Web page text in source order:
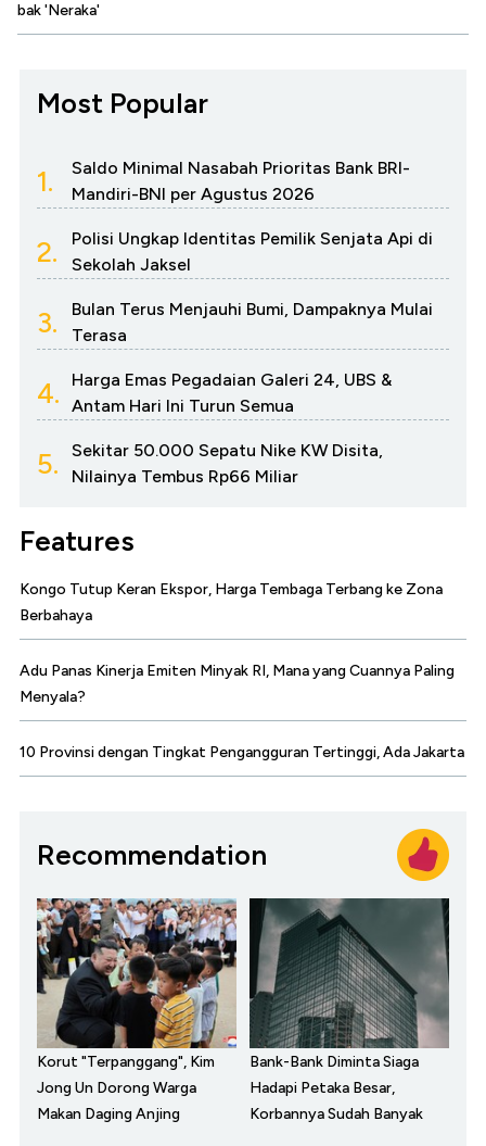
bak 'Neraka'
Most Popular
1.
Saldo Minimal Nasabah Prioritas Bank BRI-
Mandiri-BNI per Agustus 2026
2.
Polisi Ungkap Identitas Pemilik Senjata Api di
Sekolah Jaksel
3.
Bulan Terus Menjauhi Bumi, Dampaknya Mulai
Terasa
4.
Harga Emas Pegadaian Galeri 24, UBS &
Antam Hari Ini Turun Semua
5.
Sekitar 50.000 Sepatu Nike KW Disita,
Nilainya Tembus Rp66 Miliar
Features
Kongo Tutup Keran Ekspor, Harga Tembaga Terbang ke Zona
Berbahaya
Adu Panas Kinerja Emiten Minyak RI, Mana yang Cuannya Paling
Menyala?
10 Provinsi dengan Tingkat Pengangguran Tertinggi, Ada Jakarta
Recommendation
Korut "Terpanggang", Kim
Jong Un Dorong Warga
Makan Daging Anjing
Bank-Bank Diminta Siaga
Hadapi Petaka Besar,
Korbannya Sudah Banyak